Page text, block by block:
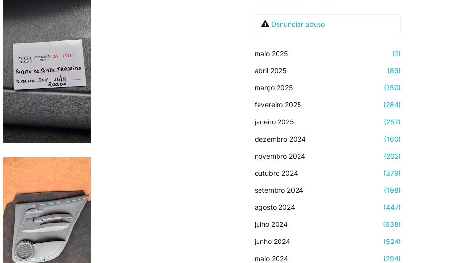
Denunciar abuso
maio 2025 (2)
abril 2025 (89)
março 2025 (150)
fevereiro 2025 (284)
janeiro 2025 (257)
dezembro 2024 (160)
novembro 2024 (202)
outubro 2024 (379)
setembro 2024 (198)
agosto 2024 (447)
julho 2024 (638)
junho 2024 (524)
maio 2024 (294)